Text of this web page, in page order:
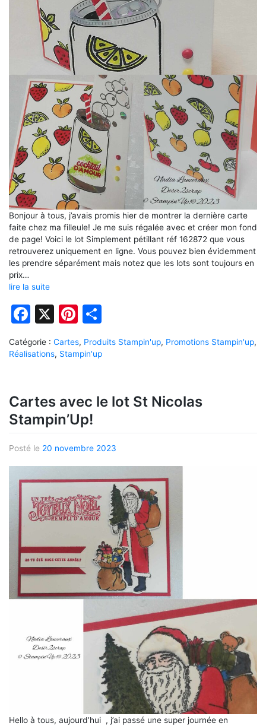
Bonjour à tous, j’avais promis hier de montrer la dernière carte
faite chez ma filleule! Je me suis régalée avec et créer mon fond
de page! Voici le lot Simplement pétillant réf 162872 que vous
retrouverez uniquement en ligne. Vous pouvez bien évidemment
les prendre séparément mais notez que les lots sont toujours en
prix…
lire la suite
Facebook
X Pinterest
Catégorie : Cartes, Produits Stampin'up, Promotions Stampin'up,
Réalisations, Stampin'up
Cartes avec le lot St Nicolas
Stampin’Up!
Posté le 20 novembre 2023
Hello à tous, aujourd’hui , j’ai passé une super journée en